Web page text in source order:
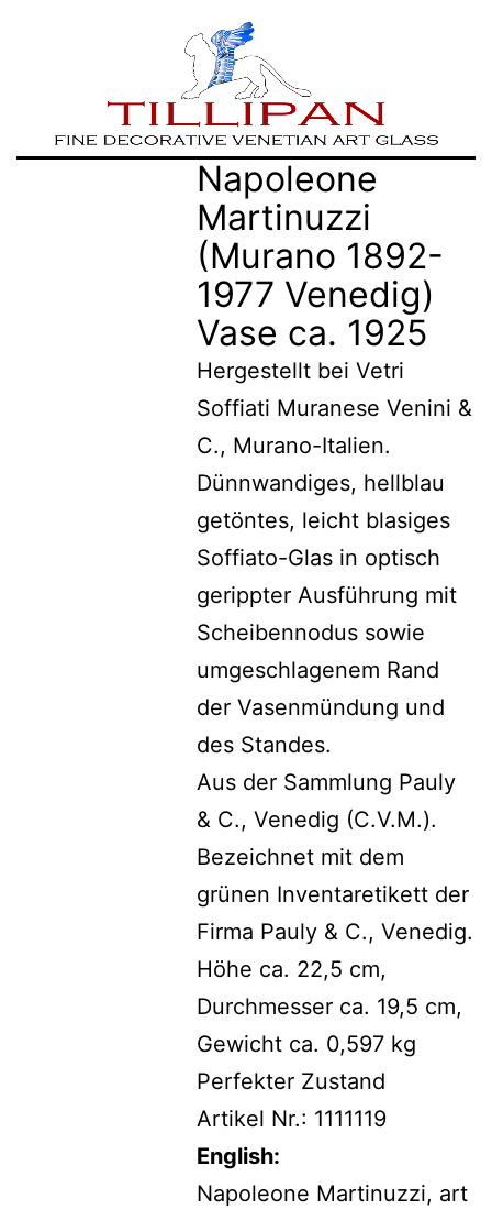
Zum
TILLIPAN
Napoleone
Martinuzzi
(Murano 1892-
1977 Venedig)
Vase ca. 1925
Hergestellt bei Vetri
Soffiati Muranese Venini &
C., Murano-Italien.
Dünnwandiges, hellblau
getöntes, leicht blasiges
Soffiato-Glas in optisch
gerippter Ausführung mit
Scheibennodus sowie
umgeschlagenem Rand
der Vasenmündung und
des Standes.
Aus der Sammlung Pauly
& C., Venedig (C.V.M.).
Bezeichnet mit dem
grünen Inventaretikett der
Firma Pauly & C., Venedig.
Höhe ca. 22,5 cm,
Durchmesser ca. 19,5 cm,
Gewicht ca. 0,597 kg
Perfekter Zustand
Artikel Nr.: 1111119
English:
Napoleone Martinuzzi, art